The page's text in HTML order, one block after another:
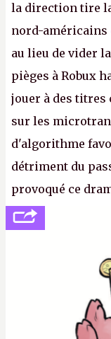
la direction tire
nord-américains
au lieu de vider
pièges à Robux
jouer à des
sur les
d'algorithme
détriment du
provoqué ce
se consoler, le
sur le déblocage
joueurs majeurs
aux adultes, qui
avec du pouvoir